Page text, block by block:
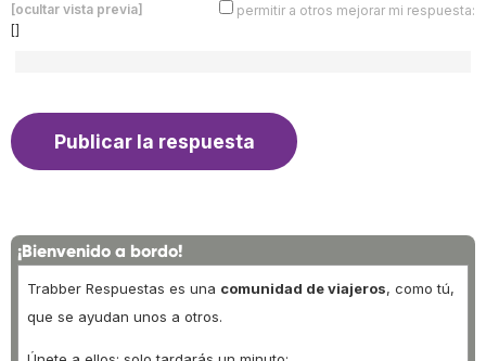
[ocultar vista previa]
permitir a otros mejorar mi respuesta:
[]
¡Bienvenido a bordo!
Trabber Respuestas es una comunidad de viajeros, como tú,
que se ayudan unos a otros.